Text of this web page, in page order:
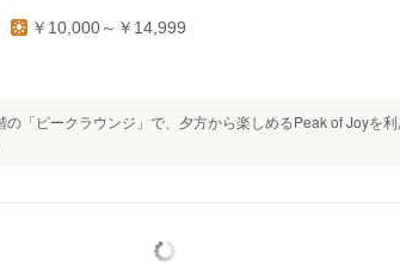
￥10,000～￥14,999
「ピークラウンジ」で、夕方から楽しめるPeak of Joyを利